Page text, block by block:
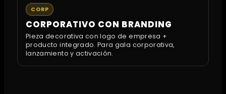
CORP
CORPORATIVO CON BRANDING
Pieza decorativa con logo de empresa +
producto integrado. Para gala corporativa,
lanzamiento y activación.